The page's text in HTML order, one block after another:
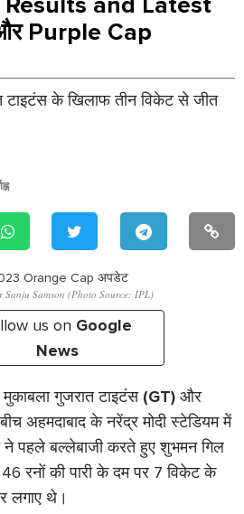
Purple Cap
टाइटंस के खिलाफ तीन विकेट से जीत
Sanju Samson (Photo Source: IPL)
us on Google
News
गुजरात टाइटंस (GT) और
अहमदाबाद के नरेंद्र मोदी स्टेडियम में
पहले बल्लेबाजी करते हुए शुभमन गिल
रनों की पारी के दम पर 7 विकेट के
लगाए थे।